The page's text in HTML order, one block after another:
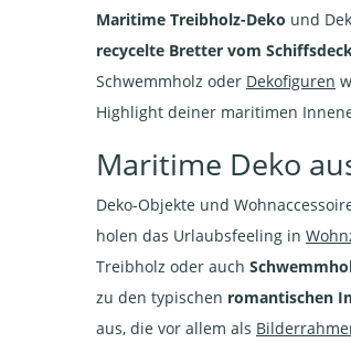
Maritime Treibholz-Deko und
recycelte Bretter vom
Schwemmholz oder Dekofiguren
Highlight deiner maritimen
Maritime Deko
Deko-Objekte und
holen das Urlaubsfeeling in
Treibholz oder auch
zu den typischen romantischen
aus, die vor allem als